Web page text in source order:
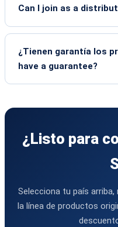
Can I join as a
¿Tienen garantía los
have a guarantee?
¿Listo para
Selecciona tu país
la línea de productos